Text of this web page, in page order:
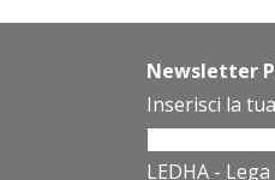
Newsletter
Inserisci la
LEDHA -